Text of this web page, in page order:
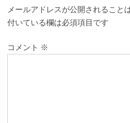
メールアドレスが公開されること
付いている欄は必須項目です
コメント ※